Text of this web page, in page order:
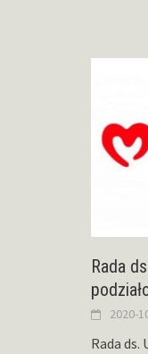
Rada
2020-
Rada